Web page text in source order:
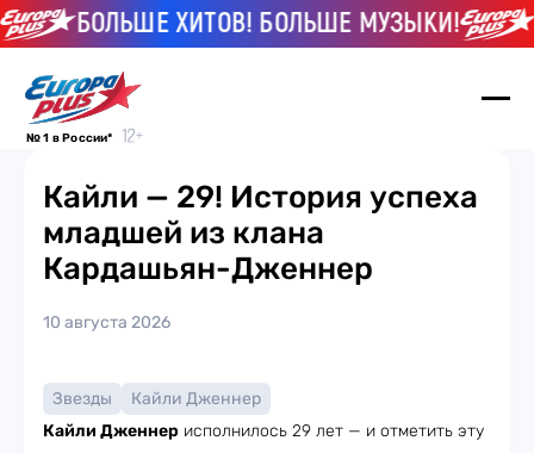
БОЛЬШЕ ХИТОВ! БОЛЬШЕ МУЗЫКИ!
№ 1 в России*
Кайли — 29! История успеха
младшей из клана
Кардашьян-Дженнер
10 августа 2026
Звезды
Кайли Дженнер
Кайли Дженнер исполнилось 29 лет — и отметить эту